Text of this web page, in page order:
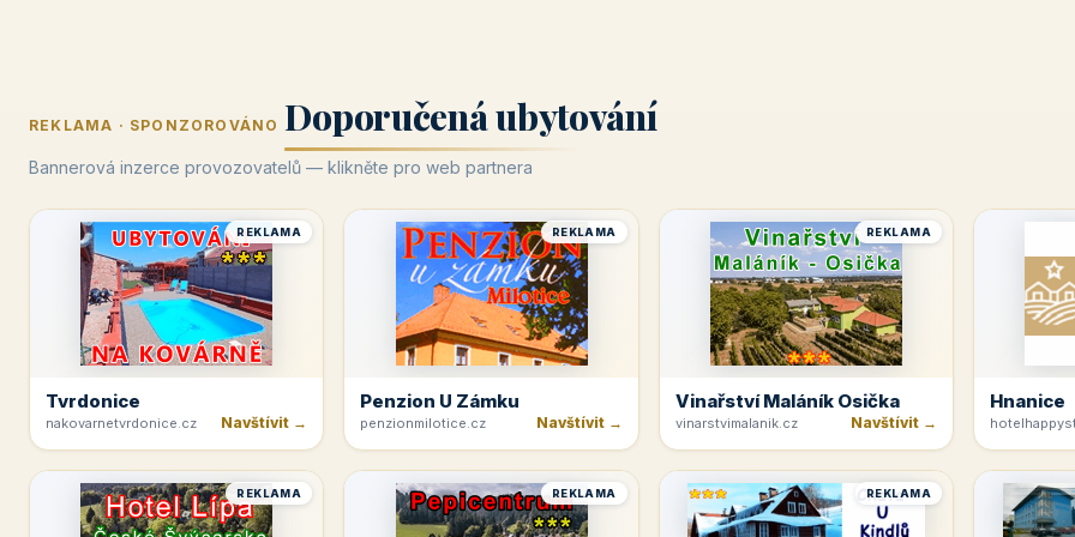
REKLAMA · SPONZOROVÁNO Doporučená ubytování
Bannerová inzerce provozovatelů — klikněte pro web partnera
REKLAMA
Tvrdonice
nakovarnetvrdonice.cz Navštívit →
REKLAMA
Penzion U Zámku
penzionmilotice.cz Navštívit →
REKLAMA
Vinařství Maláník Osička
vinarstvimalanik.cz Navštívit →
Hnanice
REKLAMA REKLAMA REKLAMA